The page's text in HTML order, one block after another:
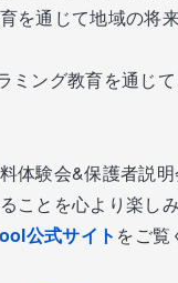
を通じて地域の将
ミング教育を通じ
体験会&保護者説明
ことを心より楽し
公式サイト をご覧